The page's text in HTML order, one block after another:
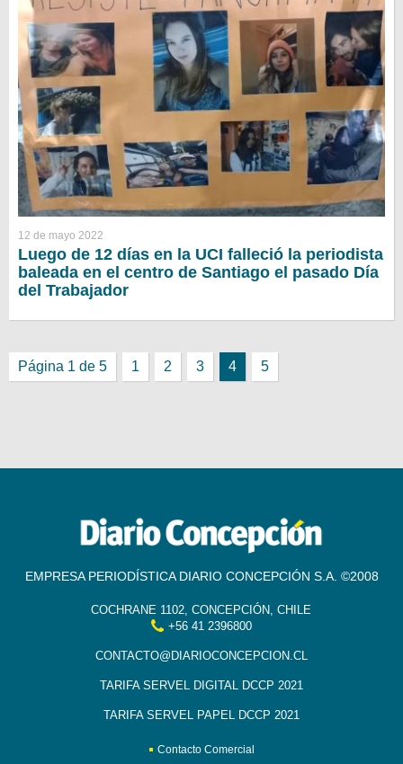
12 de mayo 2022
Luego de 12 días en la UCI falleció la periodista
baleada en el centro de Santiago el pasado Día
del Trabajador
Página 1 de 5 1 2 3 4 5
EMPRESA PERIODÍSTICA DIARIO CONCEPCIÓN S.A. ©2008
COCHRANE 1102, CONCEPCIÓN, CHILE
+56 41 2396800
CONTACTO@DIARIOCONCEPCION.CL
TARIFA SERVEL DIGITAL DCCP 2021
TARIFA SERVEL PAPEL DCCP 2021
Contacto Comercial